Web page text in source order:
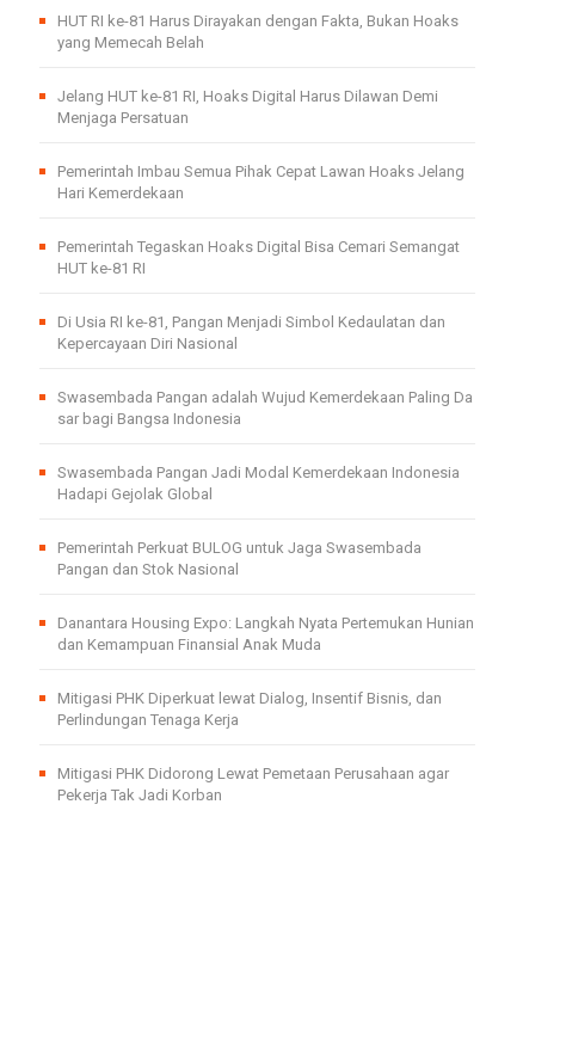
HUT RI ke-81 Harus Dirayakan dengan Fakta, Bukan Hoaks
yang Memecah Belah
Jelang HUT ke-81 RI, Hoaks Digital Harus Dilawan Demi
Menjaga Persatuan
Pemerintah Imbau Semua Pihak Cepat Lawan Hoaks Jelang
Hari Kemerdekaan
Pemerintah Tegaskan Hoaks Digital Bisa Cemari Semangat
HUT ke-81 RI
Di Usia RI ke-81, Pangan Menjadi Simbol Kedaulatan dan
Kepercayaan Diri Nasional
Swasembada Pangan adalah Wujud Kemerdekaan Paling Da
sar bagi Bangsa Indonesia
Swasembada Pangan Jadi Modal Kemerdekaan Indonesia
Hadapi Gejolak Global
Pemerintah Perkuat BULOG untuk Jaga Swasembada
Pangan dan Stok Nasional
Danantara Housing Expo: Langkah Nyata Pertemukan Hunian
dan Kemampuan Finansial Anak Muda
Mitigasi PHK Diperkuat lewat Dialog, Insentif Bisnis, dan
Perlindungan Tenaga Kerja
Mitigasi PHK Didorong Lewat Pemetaan Perusahaan agar
Pekerja Tak Jadi Korban